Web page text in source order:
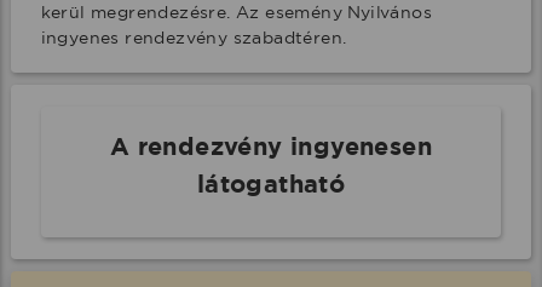
kerül megrendezésre. Az esemény Nyilvános
ingyenes rendezvény szabadtéren.
A rendezvény ingyenesen
látogatható